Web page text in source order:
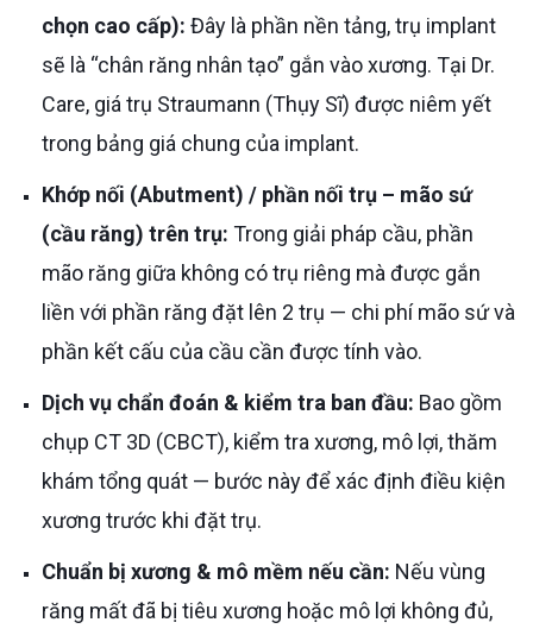
chọn cao cấp): Đây là phần nền tảng, trụ implant
sẽ là “chân răng nhân tạo” gắn vào xương. Tại Dr.
Care, giá trụ Straumann (Thụy Sĩ) được niêm yết
trong bảng giá chung của implant.
Khớp nối (Abutment) / phần nối trụ – mão sứ
(cầu răng) trên trụ: Trong giải pháp cầu, phần
mão răng giữa không có trụ riêng mà được gắn
liền với phần răng đặt lên 2 trụ — chi phí mão sứ và
phần kết cấu của cầu cần được tính vào.
Dịch vụ chẩn đoán & kiểm tra ban đầu: Bao gồm
chụp CT 3D (CBCT), kiểm tra xương, mô lợi, thăm
khám tổng quát — bước này để xác định điều kiện
xương trước khi đặt trụ.
Chuẩn bị xương & mô mềm nếu cần: Nếu vùng
răng mất đã bị tiêu xương hoặc mô lợi không đủ,